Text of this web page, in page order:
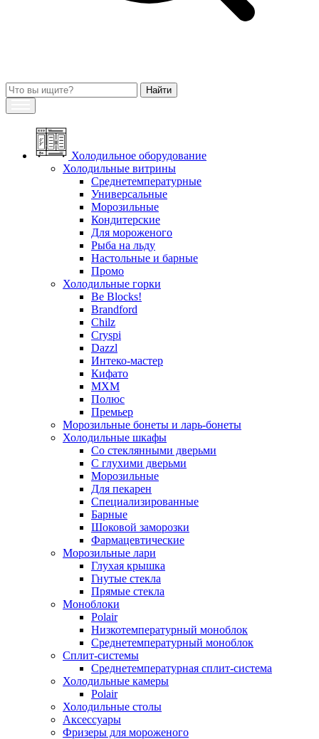
Холодильное оборудование
Холодильные витрины
Среднетемпературные
Универсальные
Морозильные
Кондитерские
Для мороженого
Рыба на льду
Настольные и барные
Промо
Холодильные горки
Be Blocks!
Brandford
Chilz
Cryspi
Dazzl
Интеко-мастер
Кифато
МХМ
Полюс
Премьер
Морозильные бонеты и ларь-бонеты
Холодильные шкафы
Со стеклянными дверьми
С глухими дверьми
Морозильные
Для пекарен
Специализированные
Барные
Шоковой заморозки
Фармацевтические
Морозильные лари
Глухая крышка
Гнутые стекла
Прямые стекла
Моноблоки
Polair
Низкотемпературный моноблок
Среднетемпературный моноблок
Сплит-системы
Среднетемпературная сплит-система
Холодильные камеры
Polair
Холодильные столы
Аксессуары
Фризеры для мороженого